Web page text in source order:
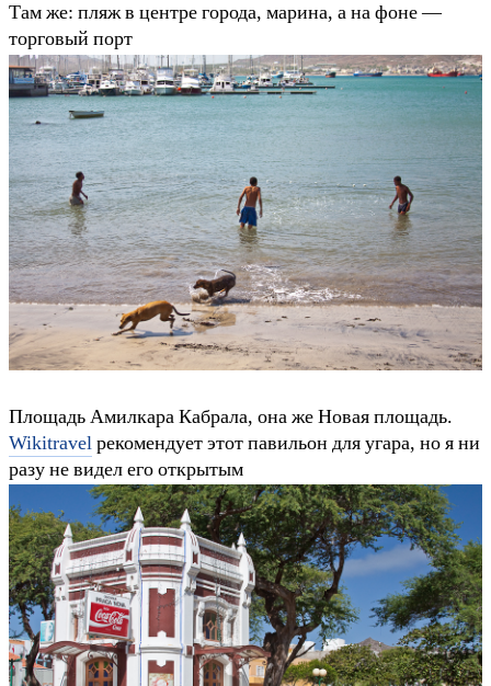
Там же: пляж в центре города, марина, а на фоне —
торговый порт
Площадь Амилкара Кабрала, она же Новая площадь.
Wikitravelрекомендует этот павильон для угара, но я ни
разу не видел его открытым